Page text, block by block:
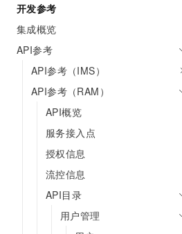
开发参考
集成概览
API参考
API参考（IMS）
API参考（RAM）
API概览
服务接入点
授权信息
流控信息
API目录
用户管理